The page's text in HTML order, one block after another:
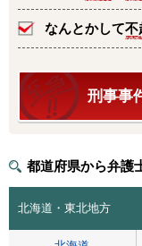
なんとかして不
刑事事
都道府県から弁護
北海道・東北地方